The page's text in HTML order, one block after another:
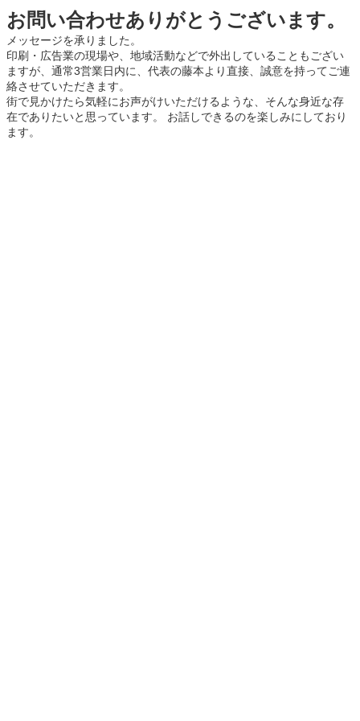
お問い合わせありがとうございます。
メッセージを承りました。
印刷・広告業の現場や、地域活動などで外出していることもござい
ますが、通常3営業日内に、代表の藤本より直接、誠意を持ってご連
絡させていただきます。
街で見かけたら気軽にお声がけいただけるような、そんな身近な存
在でありたいと思っています。 お話しできるのを楽しみにしており
ます。